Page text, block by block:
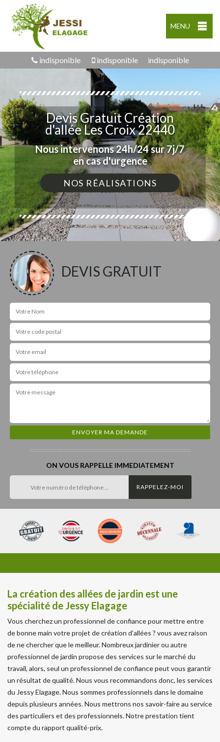
MENU
indisponible indisponible indisponible
Devis Gratuit Création
d'allée Les Croix 22440
Nous intervenons 24h/24 sur 7j/7
en cas d'urgence
NOS RÉALISATIONS
DEVIS GRATUIT
ON VOUS RAPPELLE IMMEDIATEMENT
La création des allées de jardin est une
spécialité de Jessy Elagage
Vous cherchez un professionnel de confiance pour mettre entre
de bonne main votre projet de création d’allées ? vous avez raison
de ne chercher que le meilleur. Nombreux jardinier ou autre
professionnel de jardin propose des services sur le marché du
travail, alors, seul un professionnel de confiance peut vous garantir
un résultat de qualité. Nous vous recommandons donc, les services
du Jessy Elagage. Nous sommes professionnels dans le domaine
depuis plusieurs années. Nous mettrons nos savoir-faire au service
des particuliers et des professionnels. Notre prestation tient
compte du rapport qualité-prix.